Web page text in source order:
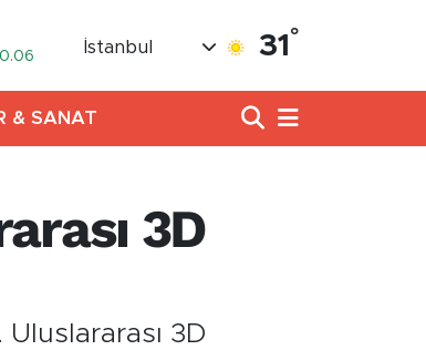
İstanbul 31 °
& SANAT
3D
3D